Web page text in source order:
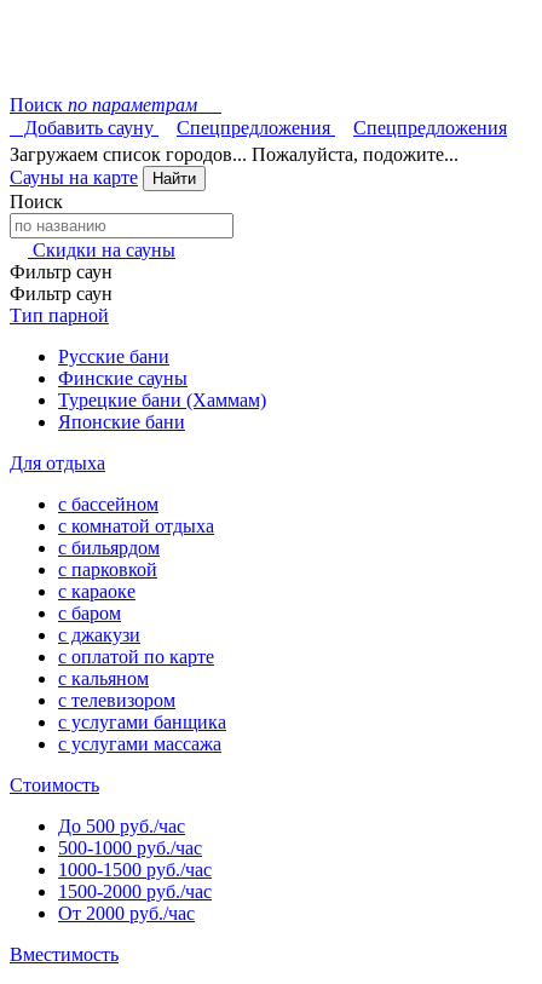
Поиск по параметрам
Добавить сауну
Спецпредложения
Спецпредложения
Загружаем список городов... Пожалуйста, подожите...
Сауны на карте
Найти
Поиск
Скидки на сауны
Фильтр саун
Фильтр саун
Тип парной
Русские бани
Финские сауны
Турецкие бани (Хаммам)
Японские бани
Для отдыха
с бассейном
с комнатой отдыха
с бильярдом
с парковкой
с караоке
с баром
с джакузи
с оплатой по карте
с кальяном
с телевизором
с услугами банщика
с услугами массажа
Стоимость
До 500 руб./час
500-1000 руб./час
1000-1500 руб./час
1500-2000 руб./час
От 2000 руб./час
Вместимость